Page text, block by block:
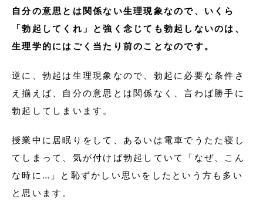
自分の意思とは関係ない生理現象なので、いくら
「勃起してくれ」と強く念じても勃起しないのは、
生理学的にはごく当たり前のことなのです。
逆に、勃起は生理現象なので、勃起に必要な条件さ
え揃えば、自分の意思とは関係なく、言わば勝手に
勃起してしまいます。
授業中に居眠りをして、あるいは電車でうたた寝し
てしまって、気が付けば勃起していて「なぜ、こん
な時に…」と恥ずかしい思いをしたという方も多い
と思います。